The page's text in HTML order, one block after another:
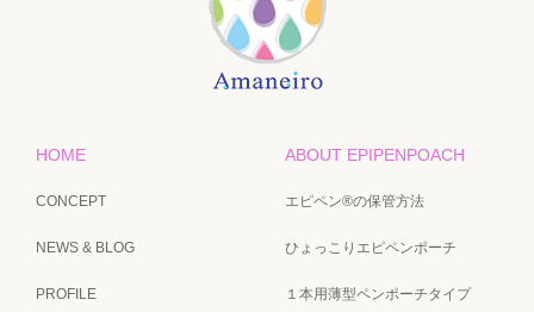
HOME
CONCEPT
NEWS & BLOG
PROFILE
ABOUT EPIPENPOACH
エピペン®の保管方法
ひょっこりエピペンポーチ
１本用薄型ペンポーチタイプ